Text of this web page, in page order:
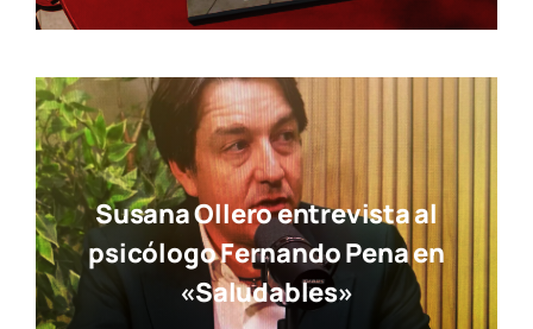
Susana Ollero entrevista al
psicólogo Fernando Pena en
«Saludables»